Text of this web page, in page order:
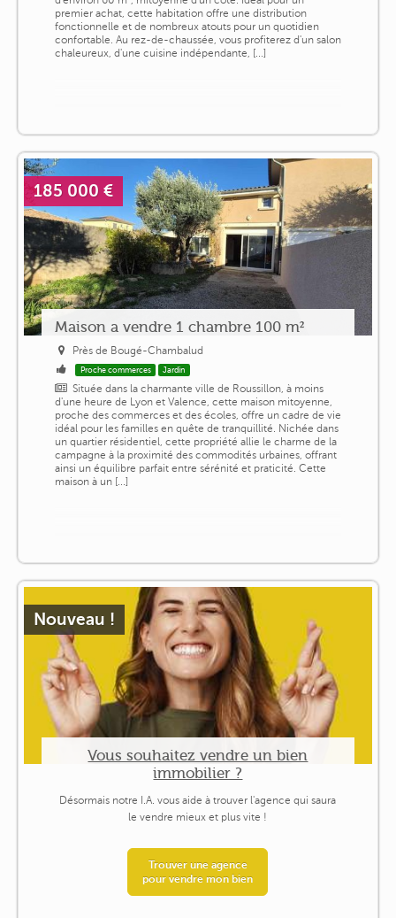
premier achat, cette habitation offre une distribution
fonctionnelle et de nombreux atouts pour un quotidien
confortable. Au rez-de-chaussée, vous profiterez d'un salon
chaleureux, d'une cuisine indépendante, [...]
185 000 €
Maison a vendre 1 chambre 100 m²
Près de Bougé-Chambalud
Proche commerces Jardin
Située dans la charmante ville de Roussillon, à moins
d'une heure de Lyon et Valence, cette maison mitoyenne,
proche des commerces et des écoles, offre un cadre de vie
idéal pour les familles en quête de tranquillité. Nichée dans
un quartier résidentiel, cette propriété allie le charme de la
campagne à la proximité des commodités urbaines, offrant
ainsi un équilibre parfait entre sérénité et praticité. Cette
maison à un [...]
Nouveau !
Vous souhaitez vendre un bien
immobilier ?
Désormais notre I.A. vous aide à trouver l'agence qui saura
le vendre mieux et plus vite !
Trouver une agence
pour vendre mon bien